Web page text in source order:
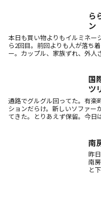
ら
ン
本日も買い物よりもイルミネー
ら2回目。前回よりも人が落ち
ー。カップル、家族ずれ、外人
国
ツ
通路でグルグル回ってた。有楽
ションだらけ。新しいソファー
てきた。とりあえず保留。今日
南
昨
南
と
ば
ど